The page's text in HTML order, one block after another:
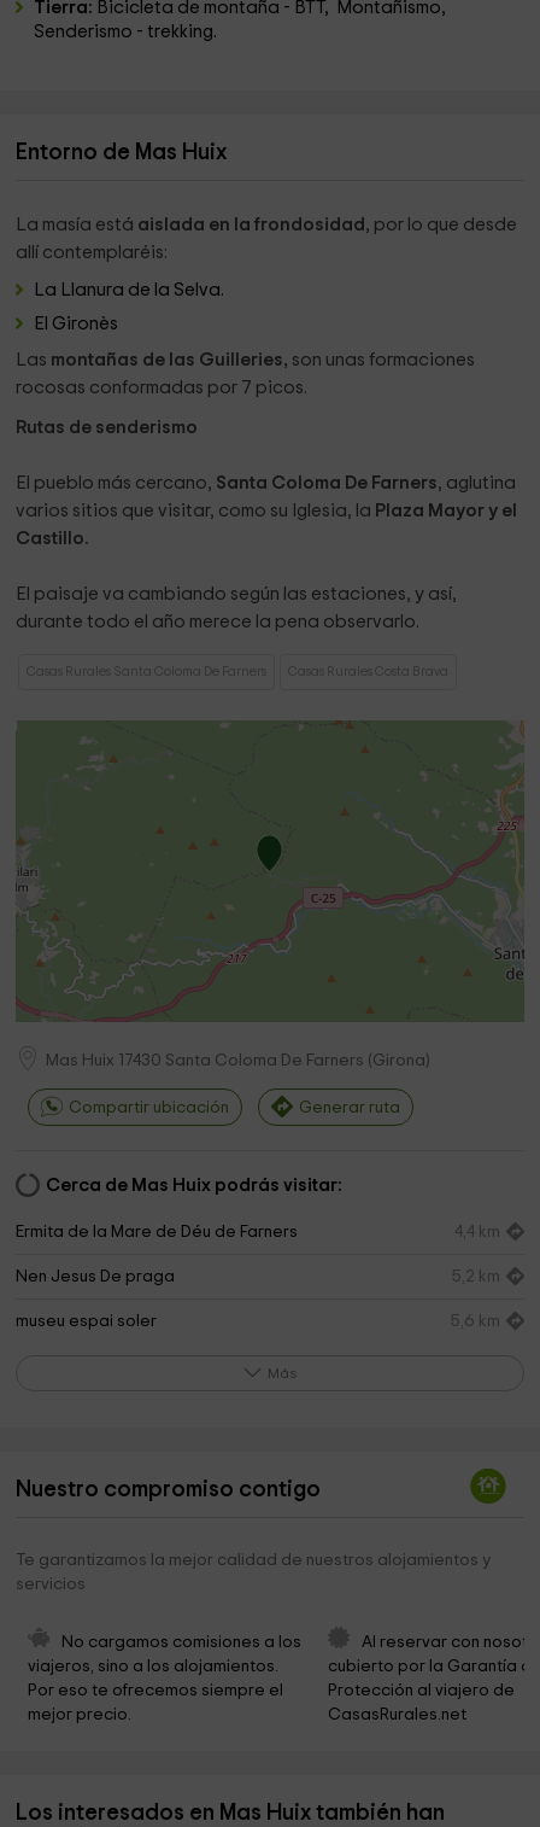
Tierra: Bicicleta de montaña - BTT, Montañismo,
Senderismo - trekking.
Entorno de Mas Huix
La masía está aislada en la frondosidad , por lo que desde
allí contemplaréis:
La Llanura de la Selva.
El Gironès
Las montañas de las Guilleries, son unas formaciones
rocosas conformadas por 7 picos.
Rutas de senderismo
El pueblo más cercano, Santa Coloma De Farners, aglutina
varios sitios que visitar, como su Iglesia, la Plaza Mayor y el
Castillo.
El paisaje va cambiando según las estaciones, y así,
durante todo el año merece la pena observarlo.
Casas Rurales Santa Coloma De Farners Casas Rurales Costa Brava
Mas Huix 17430 Santa Coloma De Farners (Girona)
Compartir ubicación Generar ruta
Cerca de Mas Huix podrás visitar:
Ermita de la Mare de Déu de Farners 4,4 km
Nen Jesus De praga 5,2 km
museu espai soler 5,6 km
Casa Rectoral 6,4 km
Parc Sant Salvador, Santa Coloma de Farners
Iglesia de Mare de Déu dels Dolors
Ayuntamiento de Santa Coloma de Farners
La Casa de la Paraula 6,5 km
Parròquia de Sant Hilari
Más
Nuestro compromiso contigo
Te garantizamos la mejor calidad de nuestros alojamientos y
servicios
No cargamos comisiones a los
viajeros, sino a los alojamientos.
Por eso te ofrecemos siempre el
mejor precio.
Al reservar con
cubierto por la Garantía
Protección al viajero de
CasasRurales.net
Los interesados en Mas Huix también han